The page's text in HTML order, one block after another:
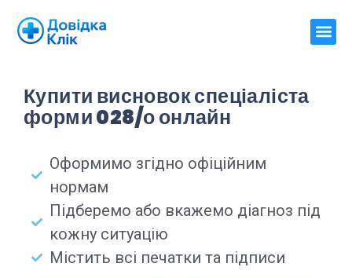
Купити висновок спеціаліста
форми 028/о онлайн
Оформимо згідно офіційним
нормам
Підберемо або вкажемо діагноз під
кожну ситуацію
Містить всі печатки та підписи